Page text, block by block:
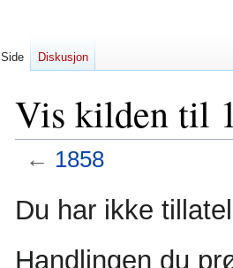
Vis kilden til
← 1858
til
til
Du har ikke
Handlingen du
Side Diskusjon